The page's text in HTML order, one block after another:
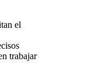
el
trabajar